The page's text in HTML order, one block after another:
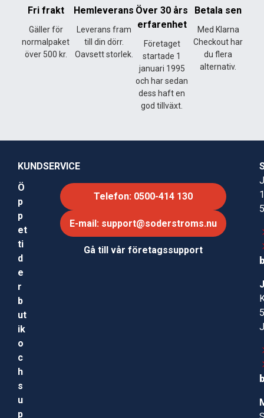
Fri frakt
Gäller för
normalpaket
över 500 kr.
Hemleverans
Leverans fram
till din dörr.
Oavsett storlek.
Över 30 års
erfarenhet
Företaget
startade 1
januari 1995
och har sedan
dess haft en
god tillväxt.
Betala sen
Med Klarna
Checkout har
du flera
alternativ.
KUNDSERVICE
Ö
p
p
et
ti
d
e
r
b
ut
ik
o
c
h
s
u
p
Telefon: 0500-414 130
E-mail: support@soderstroms.nu
Gå till vår företagssupport